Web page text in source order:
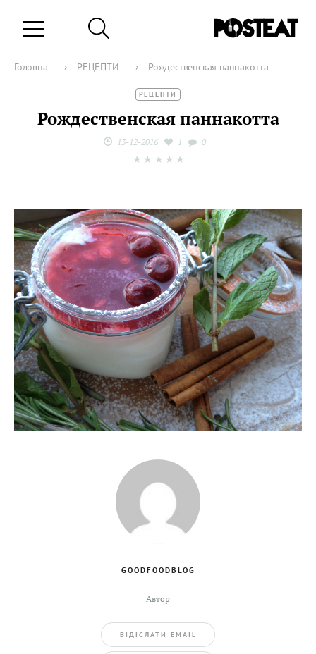
Головна › РЕЦЕПТИ › Рождественская паннакотта
РЕЦЕПТИ
Рождественская паннакотта
13-12-2016 1 0
★
★
★
★
★
GOODFOODBLOG
Автор
ВIДIСЛАТИ EMAIL